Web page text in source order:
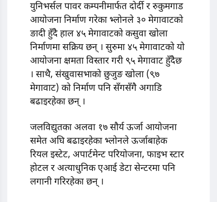
युनिभर्सल पावर कम्पनीमार्फत दोर्दी र रुकुमगाड
आयोजना निर्माण गरेका भ्लोनले ३० मेगावाटको
ङादी हुँदै हाल ४५ मेगावाटको कसुवा खोला
निर्माणमा सक्रिय छन् । सुरुमा ४५ मेगावाटको यो
आयोजना क्षमता विस्तार गरी ९५ मेगावाट हुँदैछ
। साथै, संखुवासभाको छुजुङ खोला (९७
मेगावाट) को निर्माण पनि सँगसँगै अगाडि
बढाइरहेका छन् ।
जलविद्युतका अलवा १७ सौर्य ऊर्जा आयोजना
समेत अघि बढाइरहेका भ्लोनले ऊर्जाबाहेक
रियल इस्टेट, अपार्टमेन्ट परियोजना, फाइभ स्टार
होटल र अत्याधुनिक एआई डेटा सेन्टरमा पनि
लगानी गरिरहेका छन् ।